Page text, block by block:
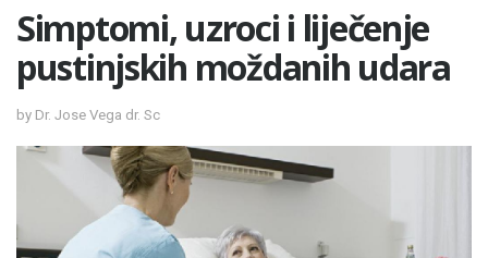
Simptomi, uzroci i liječenje
pustinjskih moždanih udara
by Dr. Jose Vega dr. Sc